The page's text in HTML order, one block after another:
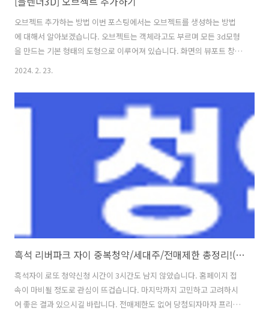
오브젝트 추가하는 방법 이번 포스팅에서는 오브젝트를 생성하는 방법
에 대해서 알아보겠습니다. 오브젝트는 객체라고도 부르며 모든 3d모형
을 만드는 기본 형태의 도형으로 이루어져 있습니다. 화면의 뷰포트 창에
마우스를 두고 Shift+A 를 누르면 오브젝트를 추가 할 수 있는 속성창이
오브젝트가 생성됩니다. 또는 상단 메뉴화면에 보이는 Add를 클릭하면
오브젝트를 선택할 수 있는 리스트가 나타나며 오브젝트를 추가할 수 있
습니다. 오브젝트의 기본 형태 블렌더에서 오브젝트는 Mesh로 표현됩
니다. 오브젝트 추가 메뉴에서 mesh, curve, text, light, camera 등 모
든 필요한 객체를 추가할 수 있습니다. Mesh에 보이는 리..
2024. 2. 23.
흑석 리버파크 자이 중복청약/세대주/전매제한 총정리!(6/26일 오늘 마감)
흑석자이 로또 청약신청 시간이 3시간도 남지 않았습니다. 홈페이지 접
속이 마비될 정도로 관심이 뜨겁습니다. 마지막까지 고민하고 고려하시
어 좋은 결과 있으시길 바랍니다. 전매제한도 없어 당첨되자마자 프리미